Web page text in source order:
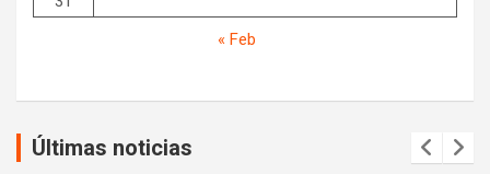
« Feb
Últimas noticias